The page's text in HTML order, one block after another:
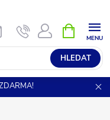
HLEDAT
NÁKUPNÍ
KOŠÍK